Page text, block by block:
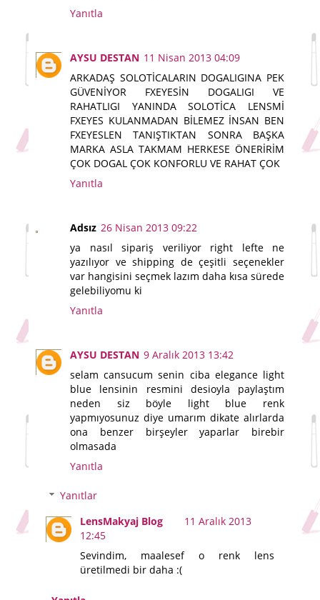
Yanıtla
AYSU DESTAN 11 Nisan 2013 04:09
ARKADAŞ SOLOTİCALARIN DOGALIGINA PEK
GÜVENİYOR FXEYESİN DOGALIGI VE
RAHATLIGI YANINDA SOLOTİCA LENSMİ
FXEYES KULANMADAN BİLEMEZ İNSAN BEN
FXEYESLEN TANIŞTIKTAN SONRA BAŞKA
MARKA ASLA TAKMAM HERKESE ÖNERİRİM
ÇOK DOGAL ÇOK KONFORLU VE RAHAT ÇOK
Yanıtla
Adsız 26 Nisan 2013 09:22
ya nasıl sipariş veriliyor right lefte ne
yazılıyor ve shipping de çeşitli seçenekler
var hangisini seçmek lazım daha kısa sürede
gelebiliyomu ki
Yanıtla
AYSU DESTAN 9 Aralık 2013 13:42
selam cansucum senin ciba elegance light
blue lensinin resmini desioyla paylaştım
neden siz böyle light blue renk
yapmıyosunuz diye umarım dikate alırlarda
ona benzer birşeyler yaparlar birebir
olmasada
Yanıtla
Yanıtlar
LensMakyaj Blog
11 Aralık 2013
12:45
Sevindim, maalesef o renk lens
üretilmedi bir daha :(